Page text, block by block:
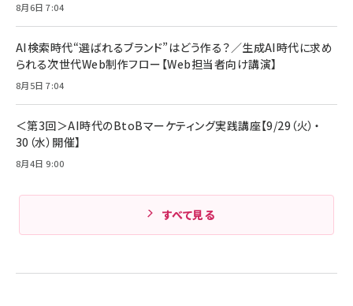
8月6日 7:04
AI検索時代“選ばれるブランド”はどう作る？／生成AI時代に求め
られる次世代Web制作フロー【Web担当者向け講演】
8月5日 7:04
＜第3回＞AI時代のBtoBマーケティング実践講座【9/29（火）・
30（水）開催】
8月4日 9:00
すべて見る